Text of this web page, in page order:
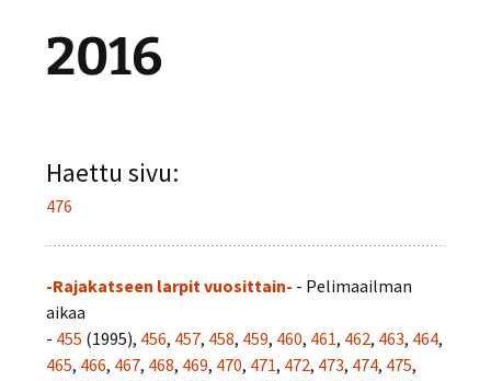
2016
Haettu sivu:
476
-Rajakatseen larpit vuosittain- - Pelimaailman
aikaa
- 455 (1995), 456, 457, 458, 459, 460, 461, 462, 463, 464,
465, 466, 467, 468, 469, 470, 471, 472, 473, 474, 475,